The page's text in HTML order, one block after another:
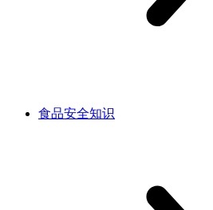
食品安全知识